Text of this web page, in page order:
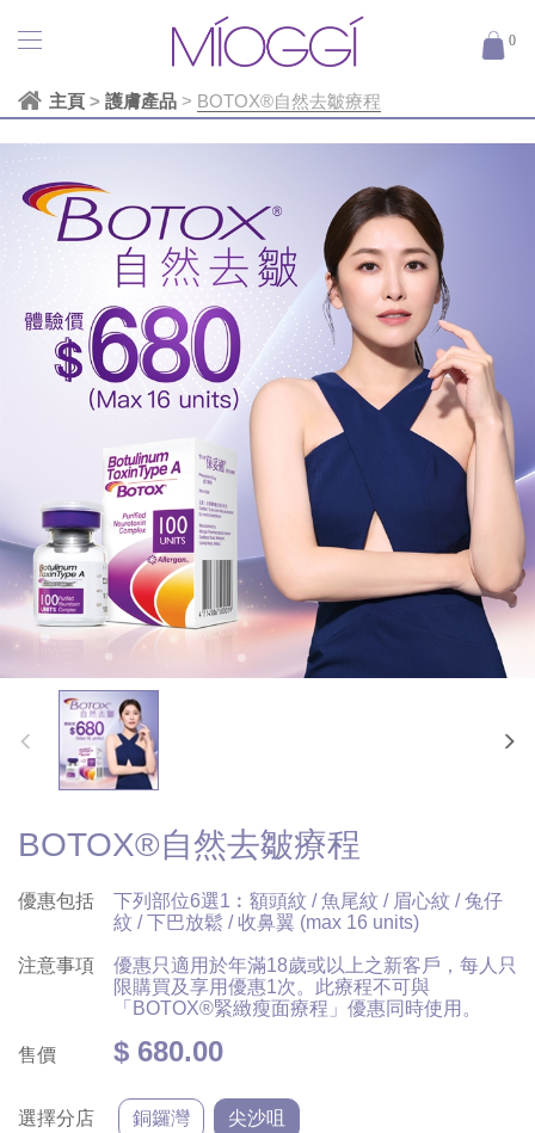
0
主頁 > 護膚產品 > BOTOX®自然去皺療程
BOTOX®自然去皺療程
優惠包括
下列部位6選1︰額頭紋 / 魚尾紋 / 眉心紋 / 兔仔
紋 / 下巴放鬆 / 收鼻翼 (max 16 units)
注意事項
優惠只適用於年滿18歲或以上之新客戶，每人只
限購買及享用優惠1次。此療程不可與
「BOTOX®緊緻瘦面療程」優惠同時使用。
售價 $ 680.00
選擇分店 銅鑼灣 尖沙咀